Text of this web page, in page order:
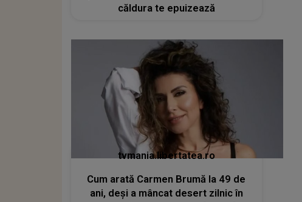
căldura te epuizează
tvmania.libertatea.ro
Cum arată Carmen Brumă la 49 de
ani, deși a mâncat desert zilnic în